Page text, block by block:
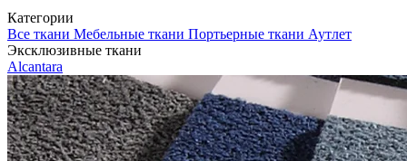
Категории
Все ткани Мебельные ткани Портьерные ткани Аутлет
Эксклюзивные ткани
Alcantara